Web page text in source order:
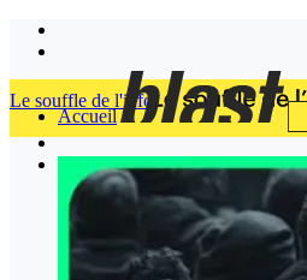
Accueil
Le souffle de l'info